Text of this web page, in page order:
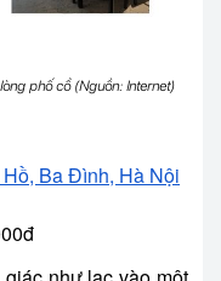
phố cổ (Nguồn: Internet)
Ba Đình, Hà Nội